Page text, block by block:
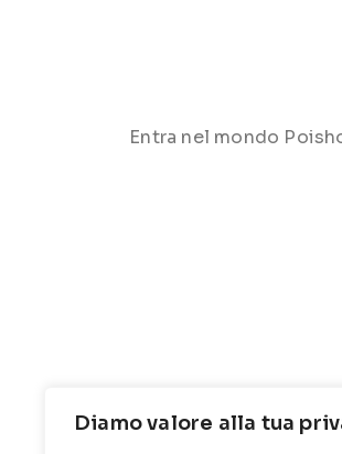
Diamo valore alla tua
Entra nel mondo